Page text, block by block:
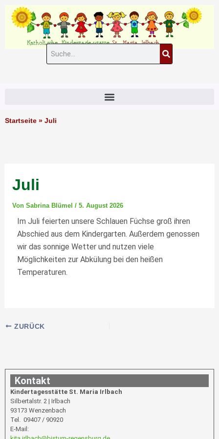
Zum
Inhalt
springen
Suche
Startseite » Juli
Juli
Von Sabrina Blümel / 5. August 2026
Im Juli feierten unsere Schlauen Füchse groß ihren
Abschied aus dem Kindergarten. Außerdem genossen
wir das sonnige Wetter und nutzen viele
Möglichkeiten zur Abkülung bei den heißen
Temperaturen.
ZURÜCK
Kontakt
Kindertagesstätte St. Maria Irlbach
Silbertalstr. 2 | Irlbach
93173 Wenzenbach
Tel. 09407 / 90920
E-Mail: